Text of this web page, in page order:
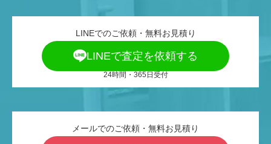
LINEでのご依頼・無料お見積り
LINEで査定を依頼する
24時間・365日受付
メールでのご依頼・無料お見積り